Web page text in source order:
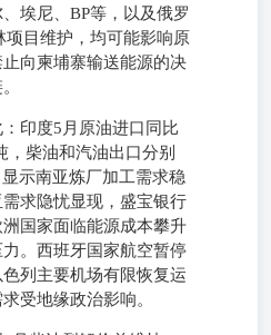
埃尼、BP等，以及俄罗
项目维护，均可能影响原
向柬埔寨输送能源的决
印度5月原油进口同比
，柴油和汽油出口分别
示南亚炼厂加工需求稳
求隐忧显现，盛宝银行
国家面临能源成本攀升
。西班牙国家航空暂停
列主要机场有限恢复运
受地缘政治影响。